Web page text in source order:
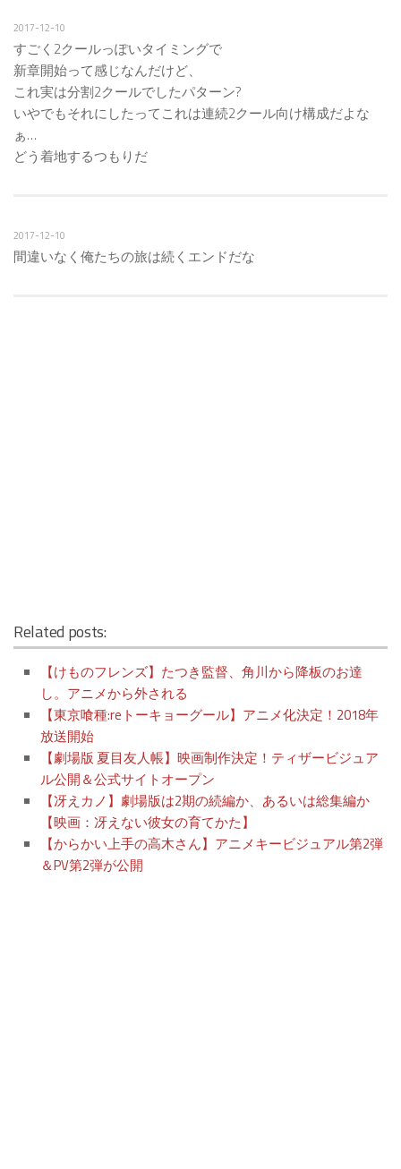
2017-12-10
すごく2クールっぽいタイミングで
新章開始って感じなんだけど、
これ実は分割2クールでしたパターン?
いやでもそれにしたってこれは連続2クール向け構成だよな
ぁ…
どう着地するつもりだ
2017-12-10
間違いなく俺たちの旅は続くエンドだな
Related posts:
【けものフレンズ】たつき監督、角川から降板のお達
し。アニメから外される
【東京喰種:reトーキョーグール】アニメ化決定！2018年
放送開始
【劇場版 夏目友人帳】映画制作決定！ティザービジュア
ル公開＆公式サイトオープン
【冴えカノ】劇場版は2期の続編か、あるいは総集編か
【映画：冴えない彼女の育てかた】
【からかい上手の高木さん】アニメキービジュアル第2弾
＆PV第2弾が公開